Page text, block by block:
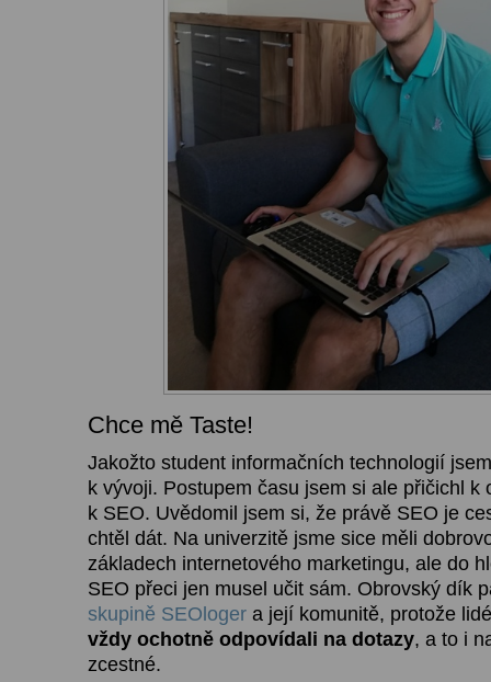
Chce mě Taste!
Jakožto student informačních technologií
k vývoji. Postupem času jsem si ale přičichl k
k SEO. Uvědomil jsem si, že právě SEO je
chtěl dát. Na univerzitě jsme sice měli
základech internetového marketingu, ale do
SEO přeci jen musel učit sám. Obrovský dík
skupině SEOloger a její komunitě, protože
vždy ochotně odpovídali na dotazy, a to i
zcestné.